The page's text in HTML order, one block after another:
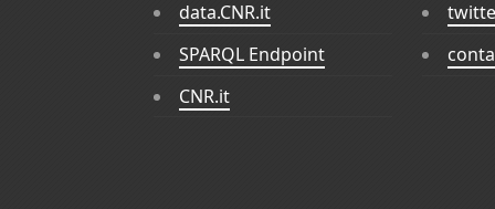
data.CNR.it
SPARQL Endpoint
CNR.it